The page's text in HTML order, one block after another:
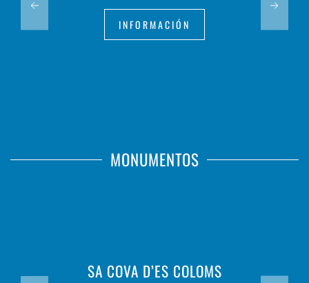
INFORMACIÓN
MONUMENTOS
SA COVA D’ES COLOMS